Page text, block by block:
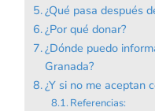
¿Qué pasa después
¿Por qué donar?
¿Dónde puedo
Granada?
¿Y si no me aceptan
Referencias: